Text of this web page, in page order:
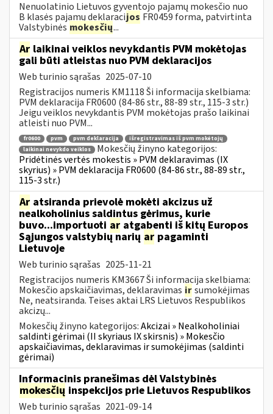
Nenuolatinio Lietuvos gyventojo pajamų mokesčio nuo
B klasės pajamų deklaracijos FR0459 forma, patvirtinta
Valstybinės mokesčių...
Ar laikinai veiklos nevykdantis PVM mokėtojas
gali būti atleistas nuo PVM deklaracijos
Web turinio sąrašas 2025-07-10
Registracijos numeris KM1118 Ši informacija skelbiama:
PVM deklaracija FR0600 (84-86 str., 88-89 str., 115-3 str.)
Jeigu veiklos nevykdantis PVM mokėtojas prašo laikinai
atleisti nuo PVM...
fr0600 pvm pvm deklaracija
išregistravimas iš pvm mokėtojų
laikinai nevykdo veiklos
Mokesčių žinyno kategorijos:
Pridėtinės vertės mokestis » PVM deklaravimas (IX
skyrius) » PVM deklaracija FR0600 (84-86 str., 88-89 str.,
115-3 str.)
Ar atsiranda prievolė mokėti akcizus už
nealkoholinius saldintus gėrimus, kurie
buvo...importuoti ar atgabenti iš kitų Europos
Sąjungos valstybių narių ar pagaminti
Lietuvoje
Web turinio sąrašas 2025-11-21
Registracijos numeris KM3667 Ši informacija skelbiama:
Mokesčio apskaičiavimas, deklaravimas irsumokėjimas
Ne, neatsiranda. Teises aktai LRS Lietuvos Respublikos
akcizų...
Mokesčių žinyno kategorijos:Akcizai » Nealkoholiniai
saldinti gėrimai (II skyriaus IX skirsnis) » Mokesčio
apskaičiavimas, deklaravimas ir sumokėjimas (saldinti
gėrimai)
Informacinis pranešimas dėl Valstybinės
mokesčių inspekcijos prie Lietuvos Respublikos
Web turinio sąrašas 2021-09-14